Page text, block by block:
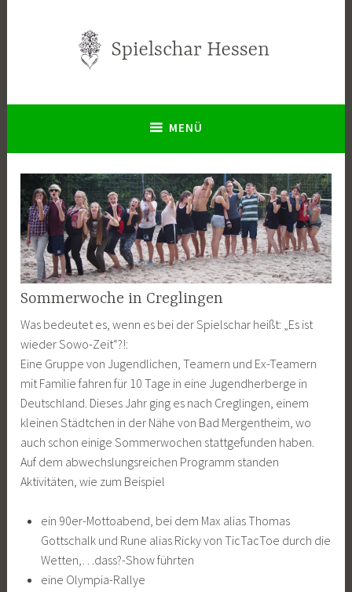
MENÜ
Sommerwoche in Creglingen
Was bedeutet es, wenn es bei der Spielschar heißt: „Es ist
wieder Sowo-Zeit“?!:
Eine Gruppe von Jugendlichen, Teamern und Ex-Teamern
mit Familie fahren für 10 Tage in eine Jugendherberge in
Deutschland. Dieses Jahr ging es nach Creglingen, einem
kleinen Städtchen in der Nähe von Bad Mergentheim, wo
auch schon einige Sommerwochen stattgefunden haben.
Auf dem abwechslungsreichen Programm standen
Aktivitäten, wie zum Beispiel
ein 90er-Mottoabend, bei dem Max alias Thomas
Gottschalk und Rune alias Ricky von TicTacToe durch die
Wetten,…dass?-Show führten
eine Olympia-Rallye